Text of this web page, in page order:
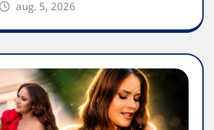
aug. 5, 2026